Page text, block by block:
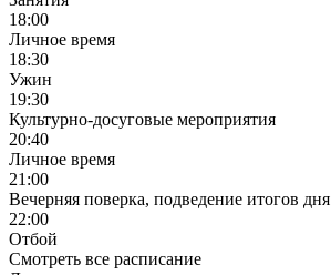
18:00
Личное время
18:30
Ужин
19:30
Культурно-досуговые мероприятия
20:40
Личное время
21:00
Вечерняя поверка, подведение итогов дня
22:00
Отбой
Смотреть все расписание